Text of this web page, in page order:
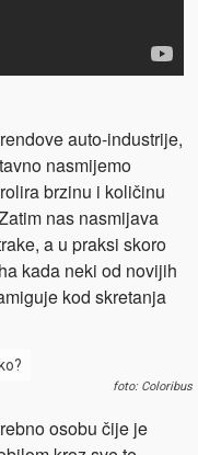
auto-industrije,
nasmijemo
brzinu i količinu
nas nasmijava
a u praksi skoro
kada neki od novijih
kod skretanja
foto: Coloribus
osobu čije je